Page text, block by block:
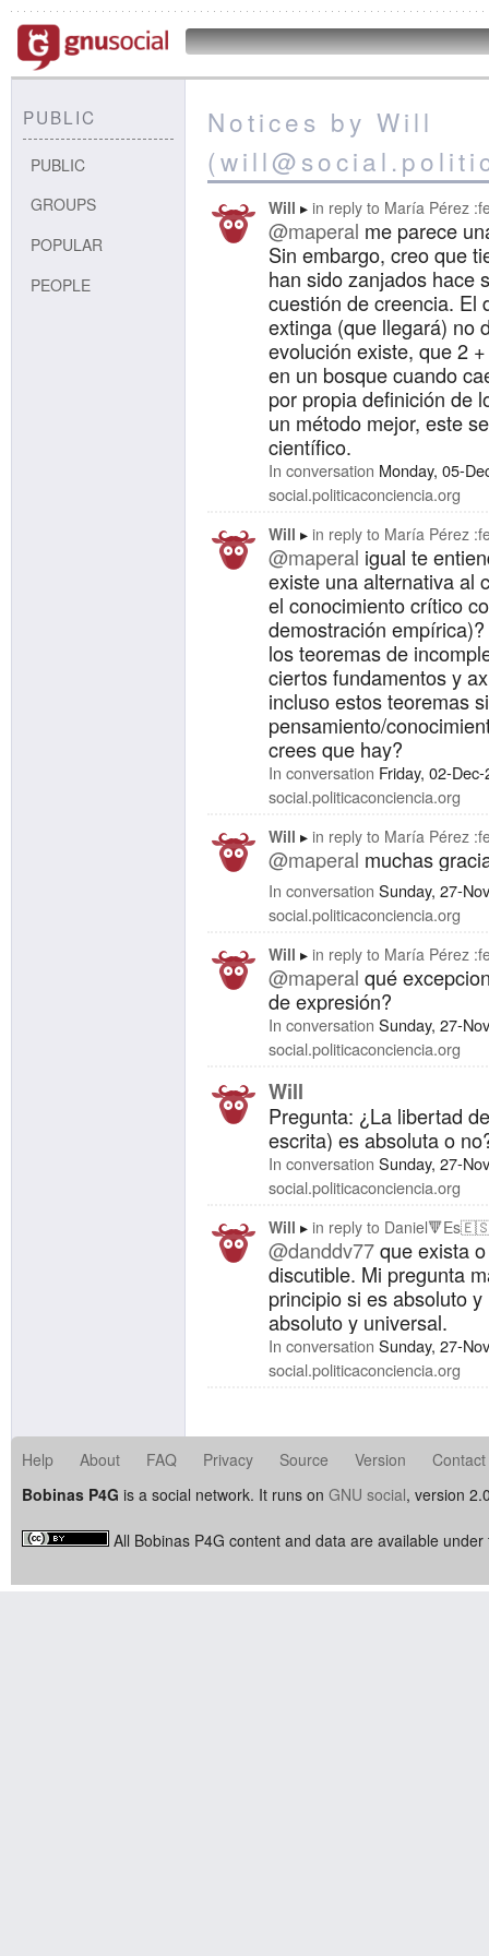
PUBLIC
PUBLIC
GROUPS
POPULAR
PEOPLE
Notices by Will
Will in reply to María Pérez
@maperal me parece
Sin embargo, creo que
han sido zanjados hace
cuestión de creencia. El
extinga (que llegará) no
evolución existe, que 2
en un bosque cuando
por propia definición de
un método mejor, este
científico.
In conversation Monday, 05-
social.politicaconciencia.org
Will in reply to María Pérez
@maperal igual te
existe una alternativa al
el conocimiento crítico
demostración
los teoremas de
ciertos fundamentos y
incluso estos teoremas
pensamiento/
crees que hay?
In conversation Friday, 02-
social.politicaconciencia.org
Will in reply to María Pérez
@maperal muchas
In conversation Sunday, 27-
social.politicaconciencia.org
Will in reply to María Pérez
@maperal qué
de expresión?
In conversation Sunday, 27-
social.politicaconciencia.org
Will
Pregunta: ¿La libertad
escrita) es absoluta o
In conversation Sunday, 27-
social.politicaconciencia.org
Will in reply to
@danddv77que exista
discutible. Mi pregunta
principio si es absoluto
absoluto y universal.
In conversation Sunday, 27-
social.politicaconciencia.org
Help About FAQ Privacy Source Version
Contact
Bobinas P4G is a social network. It runs on GNU social, version
All Bobinas P4G content and data are available